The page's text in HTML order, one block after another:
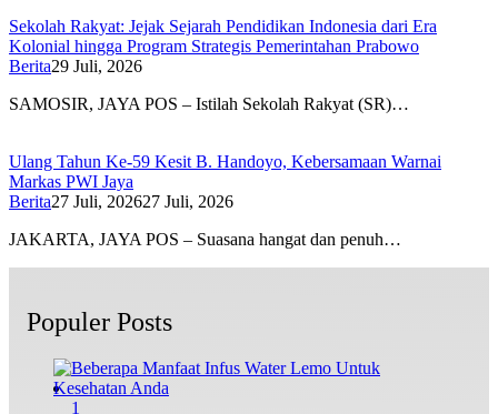
Sekolah Rakyat: Jejak Sejarah Pendidikan Indonesia dari Era
Kolonial hingga Program Strategis Pemerintahan Prabowo
Berita29 Juli, 2026
SAMOSIR, JAYA POS – Istilah Sekolah Rakyat (SR)…
Ulang Tahun Ke-59 Kesit B. Handoyo, Kebersamaan Warnai
Markas PWI Jaya
Berita27 Juli, 202627 Juli, 2026
JAKARTA, JAYA POS – Suasana hangat dan penuh…
Populer Posts
1